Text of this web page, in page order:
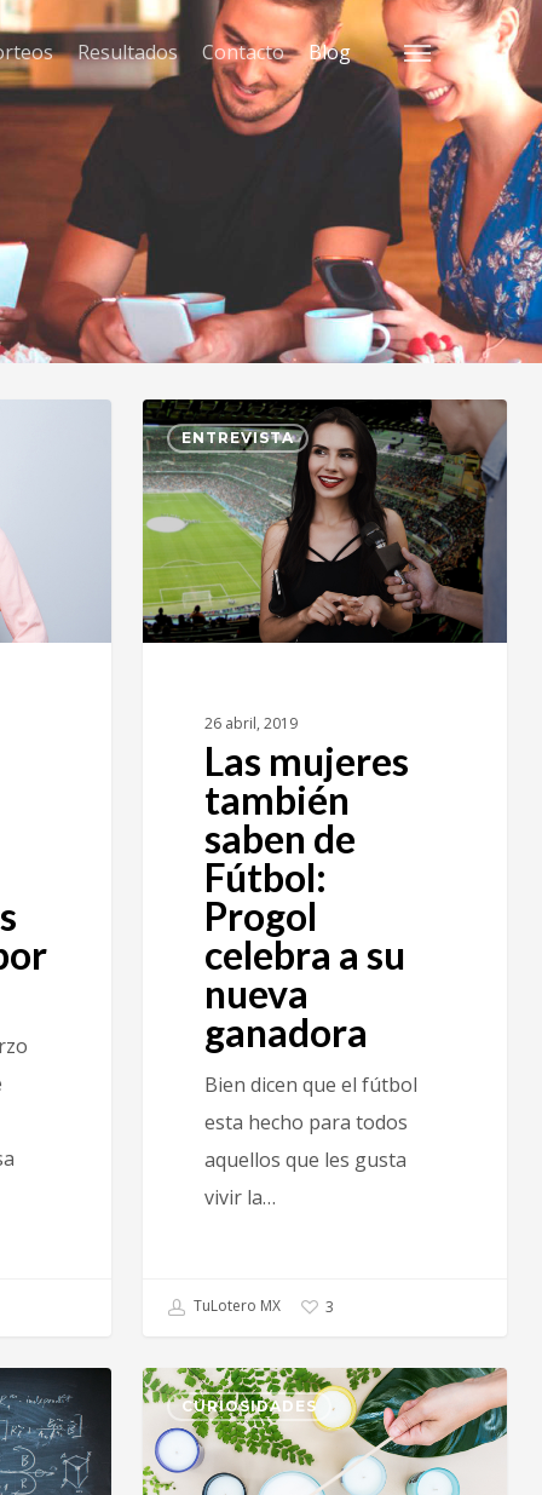
Resultados Contacto Blog Menu
ENTREVISTA
26 abril, 2019
Las mujeres
también
saben de
Fútbol:
Progol
celebra a su
nueva
ganadora
Bien dicen que el fútbol
esta hecho para todos
aquellos que les gusta
vivir la…
TuLotero MX 3
CURIOSIDADES